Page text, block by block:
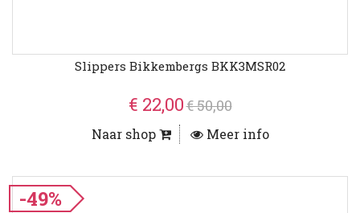
Slippers Bikkembergs BKK3MSR02
€ 22,00€ 50,00
Naar shop Meer info
-49%